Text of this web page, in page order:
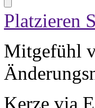
Platzieren
Mitgefühl
Kerze via